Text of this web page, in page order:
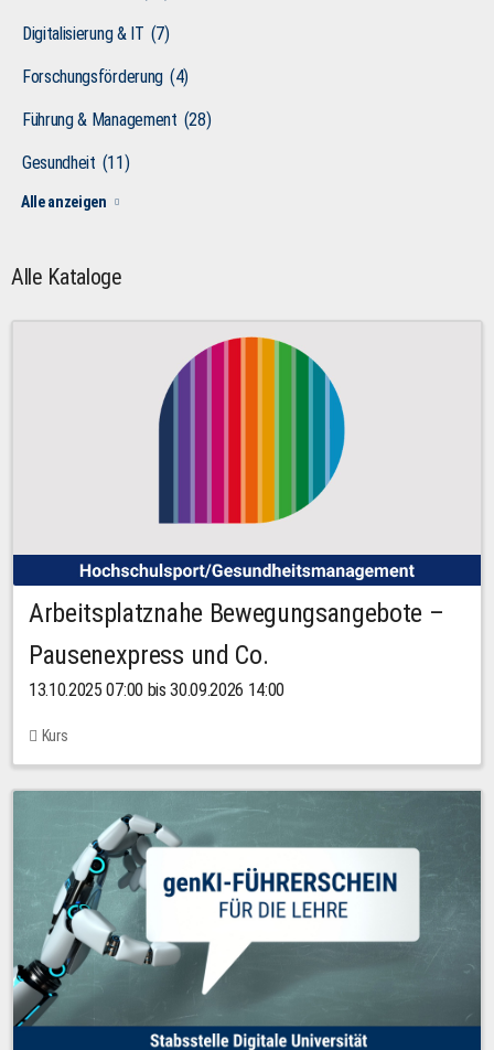
Digitalisierung & IT (7)
Forschungsförderung (4)
Führung & Management (28)
Gesundheit (11)
Alle anzeigen
Alle Kataloge
Arbeitsplatznahe Bewegungsangebote –
Pausenexpress und Co.
13.10.2025 07:00 bis 30.09.2026 14:00
Kurs